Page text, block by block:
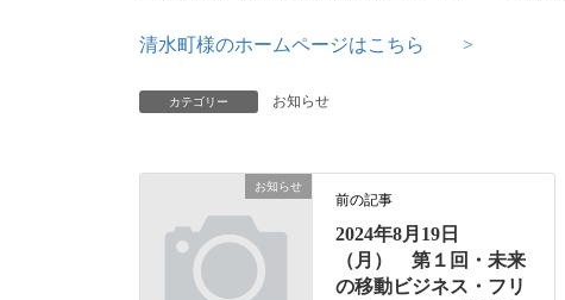
清水町様のホームページはこちら >
カテゴリー お知らせ
お知らせ
前の記事
2024年8月19日
（月） 第１回・未来
の移動ビジネス・フリ